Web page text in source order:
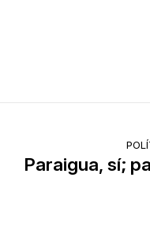
Paraigua, sí;